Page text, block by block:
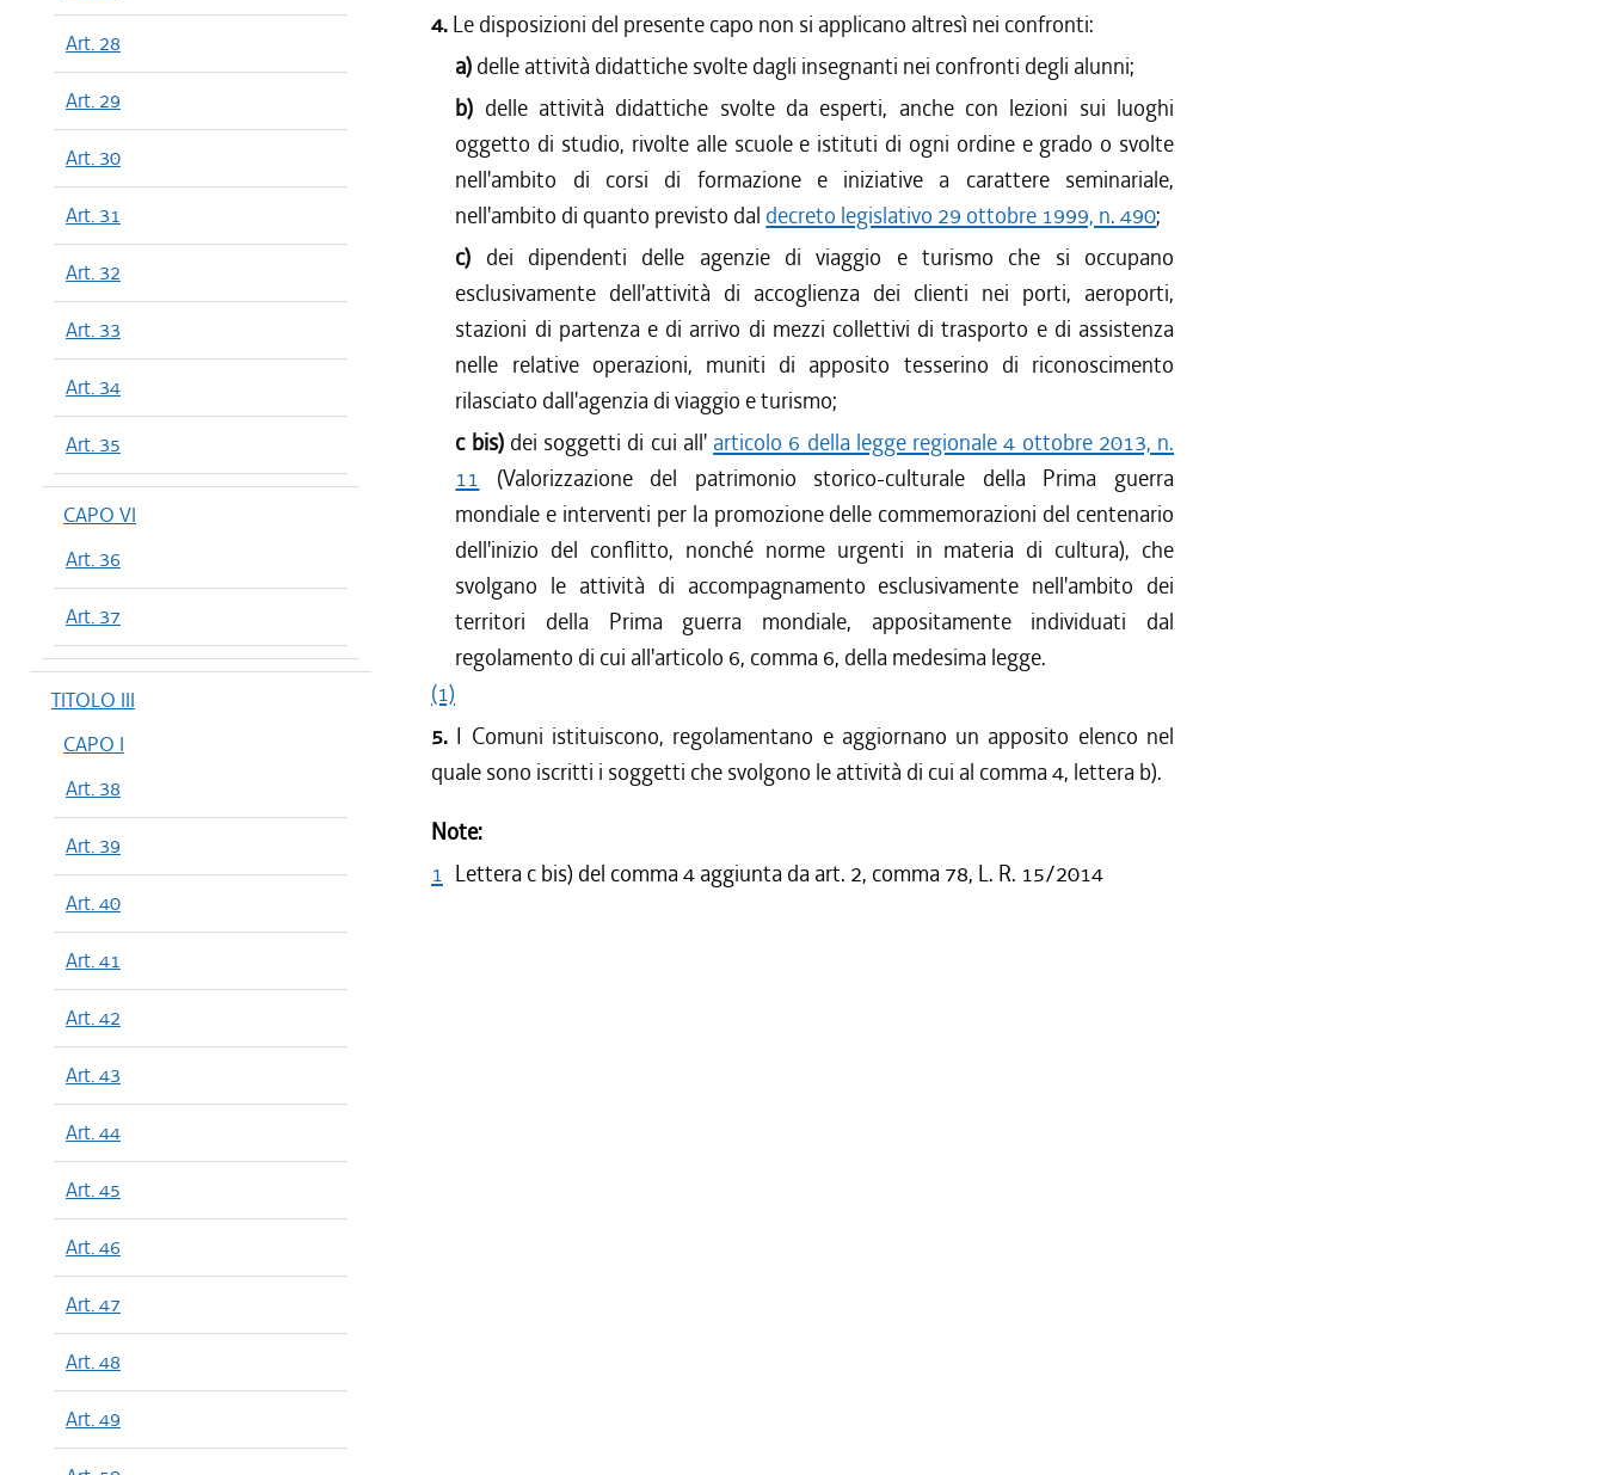
Art. 28
Art. 29
Art. 30
Art. 31
Art. 32
Art. 33
Art. 34
Art. 35
CAPO VI
Art. 36
Art. 37
TITOLO III
CAPO I
Art. 38
Art. 39
Art. 40
Art. 41
Art. 42
Art. 43
Art. 44
Art. 45
Art. 46
Art. 47
Art. 48
Art. 49
4. Le disposizioni del presente capo non si applicano altresì nei confronti:
a) delle attività didattiche svolte dagli insegnanti nei confronti degli alunni;
b) delle attività didattiche svolte da esperti, anche con lezioni sui luoghi
oggetto di studio, rivolte alle scuole e istituti di ogni ordine e grado o svolte
nell'ambito di corsi di formazione e iniziative a carattere seminariale,
nell'ambito di quanto previsto dal decreto legislativo 29 ottobre 1999, n. 490;
c) dei dipendenti delle agenzie di viaggio e turismo che si occupano
esclusivamente dell'attività di accoglienza dei clienti nei porti, aeroporti,
stazioni di partenza e di arrivo di mezzi collettivi di trasporto e di assistenza
nelle relative operazioni, muniti di apposito tesserino di riconoscimento
rilasciato dall'agenzia di viaggio e turismo;
c bis) dei soggetti di cui all' articolo 6 della legge regionale 4 ottobre 2013, n.
11 (Valorizzazione del patrimonio storico-culturale della Prima guerra
mondiale e interventi per la promozione delle commemorazioni del centenario
dell'inizio del conflitto, nonché norme urgenti in materia di cultura), che
svolgano le attività di accompagnamento esclusivamente nell'ambito dei
territori della Prima guerra mondiale, appositamente individuati dal
regolamento di cui all'articolo 6, comma 6, della medesima legge.
(1)
5. I Comuni istituiscono, regolamentano e aggiornano un apposito elenco nel
quale sono iscritti i soggetti che svolgono le attività di cui al comma 4, lettera b).
Note:
1 Lettera c bis) del comma 4 aggiunta da art. 2, comma 78, L. R. 15/2014